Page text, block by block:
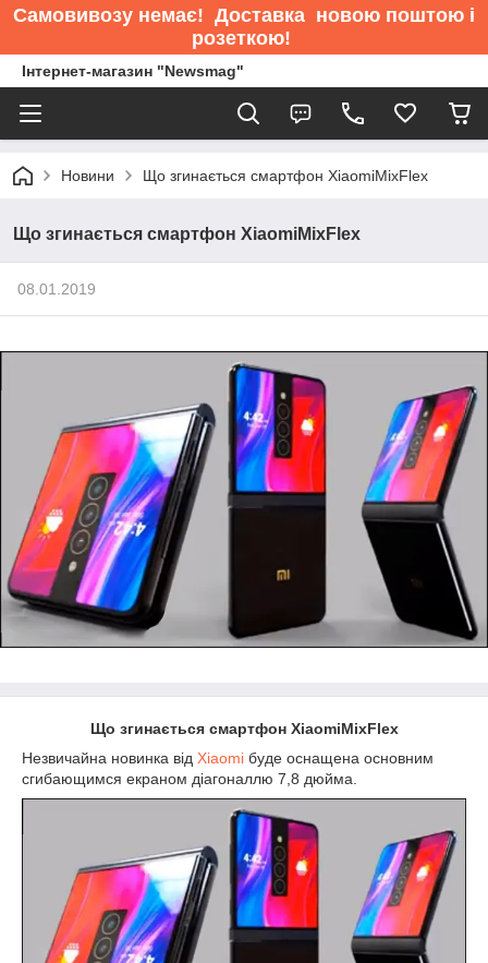
Самовивозу немає! Доставка новою поштою і
розеткою!
Інтернет-магазин "Newsmag"
Новини Що згинається смартфон XiaomiMixFlex
Що згинається смартфон XiaomiMixFlex
08.01.2019
Що згинається смартфон XiaomiMixFlex
Незвичайна новинка від Xiaomi буде оснащена основним
сгибающимся екраном діагоналлю 7,8 дюйма.